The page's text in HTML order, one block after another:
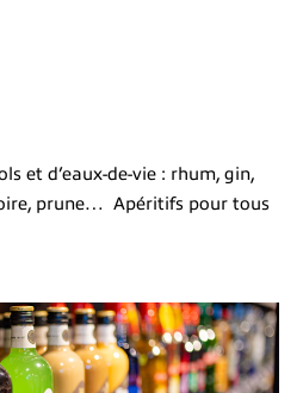
et d’eaux-de-vie : rhum, gin,
prune… Apéritifs pour tous